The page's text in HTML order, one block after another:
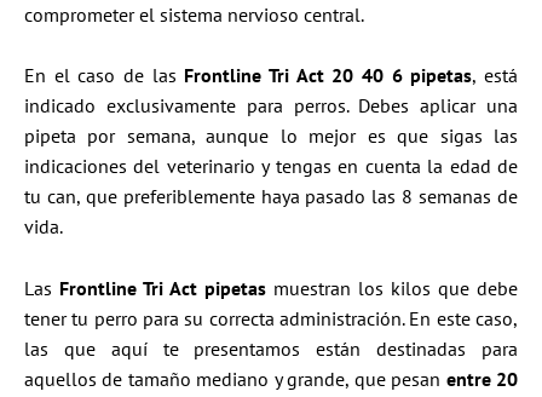
comprometer el sistema nervioso central.
En el caso de las Frontline Tri Act 20 40 6 pipetas, está
indicado exclusivamente para perros. Debes aplicar una
pipeta por semana, aunque lo mejor es que sigas las
indicaciones del veterinario y tengas en cuenta la edad de
tu can, que preferiblemente haya pasado las 8 semanas de
vida.
Las Frontline Tri Act pipetas muestran los kilos que debe
tener tu perro para su correcta administración. En este caso,
las que aquí te presentamos están destinadas para
aquellos de tamaño mediano y grande, que pesan entre 20